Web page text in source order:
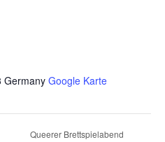
Germany Google Karte
Queerer Brettspielabend